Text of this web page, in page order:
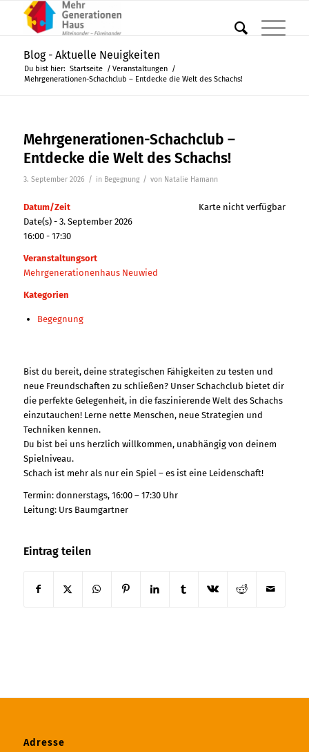
Blog - Aktuelle Neuigkeiten
Du bist hier: Startseite / Veranstaltungen /
Mehrgenerationen-Schachclub – Entdecke die Welt des Schachs!
Mehrgenerationen-Schachclub –
Entdecke die Welt des Schachs!
3. September 2026 / in Begegnung / von Natalie Hamann
Karte nicht verfügbar
Datum/Zeit
Date(s) - 3. September 2026
16:00 - 17:30
Veranstaltungsort
Mehrgenerationenhaus Neuwied
Kategorien
Begegnung
Bist du bereit, deine strategischen Fähigkeiten zu testen und
neue Freundschaften zu schließen? Unser Schachclub bietet dir
die perfekte Gelegenheit, in die faszinierende Welt des Schachs
einzutauchen! Lerne nette Menschen, neue Strategien und
Techniken kennen.
Du bist bei uns herzlich willkommen, unabhängig von deinem
Spielniveau.
Schach ist mehr als nur ein Spiel – es ist eine Leidenschaft!
Termin: donnerstags, 16:00 – 17:30 Uhr
Leitung: Urs Baumgartner
Eintrag teilen
Adresse